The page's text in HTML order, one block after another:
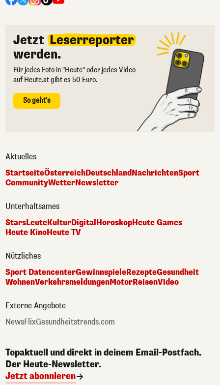
Jetzt Leserreporter
werden.
Für jedes Foto in "Heute" oder jedes Video
auf Heute.at gibt es 50 Euro.
So geht's
Aktuelles
StartseiteÖsterreichDeutschlandNachrichtenSport
CommunityWetterNewsletter
Unterhaltsames
StarsLeuteKulturDigital HoroskopHeute Games
Heute KinoHeute TV
Nützliches
Sport DatencenterGewinnspieleRezepteGesundheit
WohnenVerkehrsmeldungenMotorReisenVideo
Externe Angebote
NewsFlixGesundheitstrends.com
Topaktuell und direkt in deinem Email-Postfach.
Der Heute-Newsletter.
Jetzt abonnieren